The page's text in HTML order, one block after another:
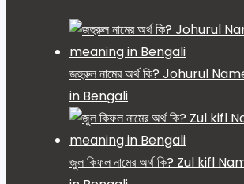
জহুরুল নামের অর্থ কি? Johurul
in Bengali
জুল কিফল নামের অর্থ কি? Zul kifl